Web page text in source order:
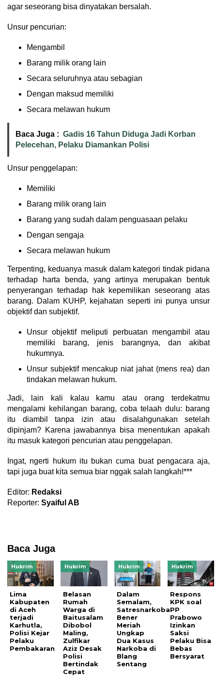
agar seseorang bisa dinyatakan bersalah.
Unsur pencurian:
Mengambil
Barang milik orang lain
Secara seluruhnya atau sebagian
Dengan maksud memiliki
Secara melawan hukum
Baca Juga : Gadis 16 Tahun Diduga Jadi Korban
Pelecehan, Pelaku Diamankan Polisi
Unsur penggelapan:
Memiliki
Barang milik orang lain
Barang yang sudah dalam penguasaan pelaku
Dengan sengaja
Secara melawan hukum
Terpenting, keduanya masuk dalam kategori tindak pidana
terhadap harta benda, yang artinya merupakan bentuk
penyerangan terhadap hak kepemilikan seseorang atas
barang. Dalam KUHP, kejahatan seperti ini punya unsur
objektif dan subjektif.
Unsur objektif meliputi perbuatan mengambil atau
memiliki barang, jenis barangnya, dan akibat
hukumnya.
Unsur subjektif mencakup niat jahat (mens rea) dan
tindakan melawan hukum.
Jadi, lain kali kalau kamu atau orang terdekatmu
mengalami kehilangan barang, coba telaah dulu: barang
itu diambil tanpa izin atau disalahgunakan setelah
dipinjam? Karena jawabannya bisa menentukan apakah
itu masuk kategori pencurian atau penggelapan.
Ingat, ngerti hukum itu bukan cuma buat pengacara aja,
tapi juga buat kita semua biar nggak salah langkah!***
Editor: Redaksi
Reporter: Syaiful AB
Baca Juga
Hukrim
Lima
Kabupaten
di Aceh
terjadi
Karhutla,
Polisi Kejar
Pelaku
Pembakaran
Hukrim
Belasan
Rumah
Warga di
Baitusalam
Dibobol
Maling,
Zulfikar
Aziz Desak
Polisi
Bertindak
Cepat
Hukrim
Dalam
Semalam,
Satresnarkoba
Bener
Meriah
Ungkap
Dua Kasus
Narkoba di
Blang
Sentang
Hukrim
Respons
KPK soal
PP
Prabowo
Izinkan
Saksi
Pelaku Bisa
Bebas
Bersyarat